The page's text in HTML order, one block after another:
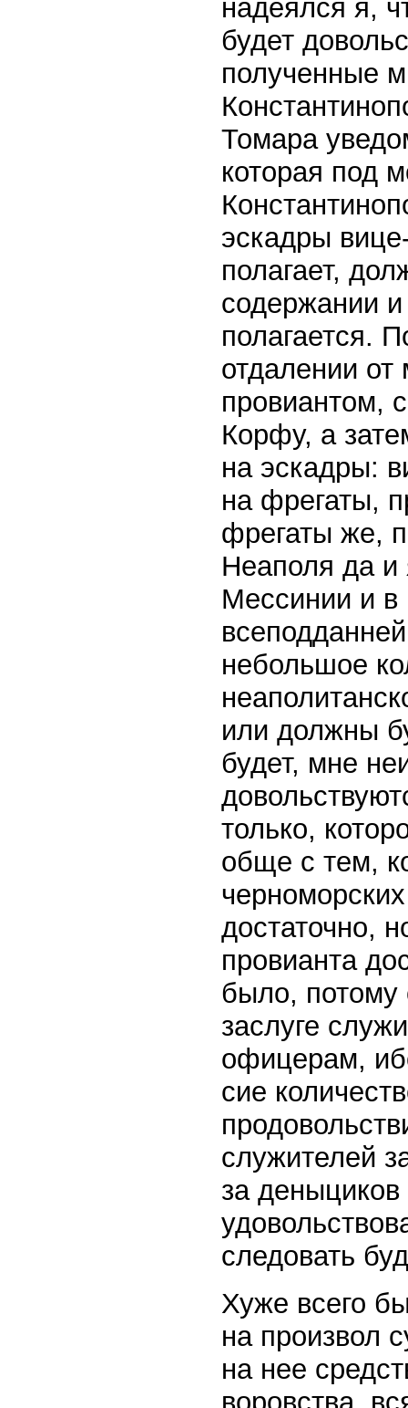
надеялся я,
будет
полученные
Томара
которая под
эскадры
полагает,
содержании
полагается.
отдалении
провиантом,
Корфу, а
на эскадры:
на фрегаты,
фрегаты же,
Неаполя да и
Мессинии и в
небольшое
или должны
будет, мне
только,
обще с тем,
достаточно,
провианта
было, потому
заслуге
офицерам,
сие
служителей
за
следовать
Хуже всего
на произвол
на нее